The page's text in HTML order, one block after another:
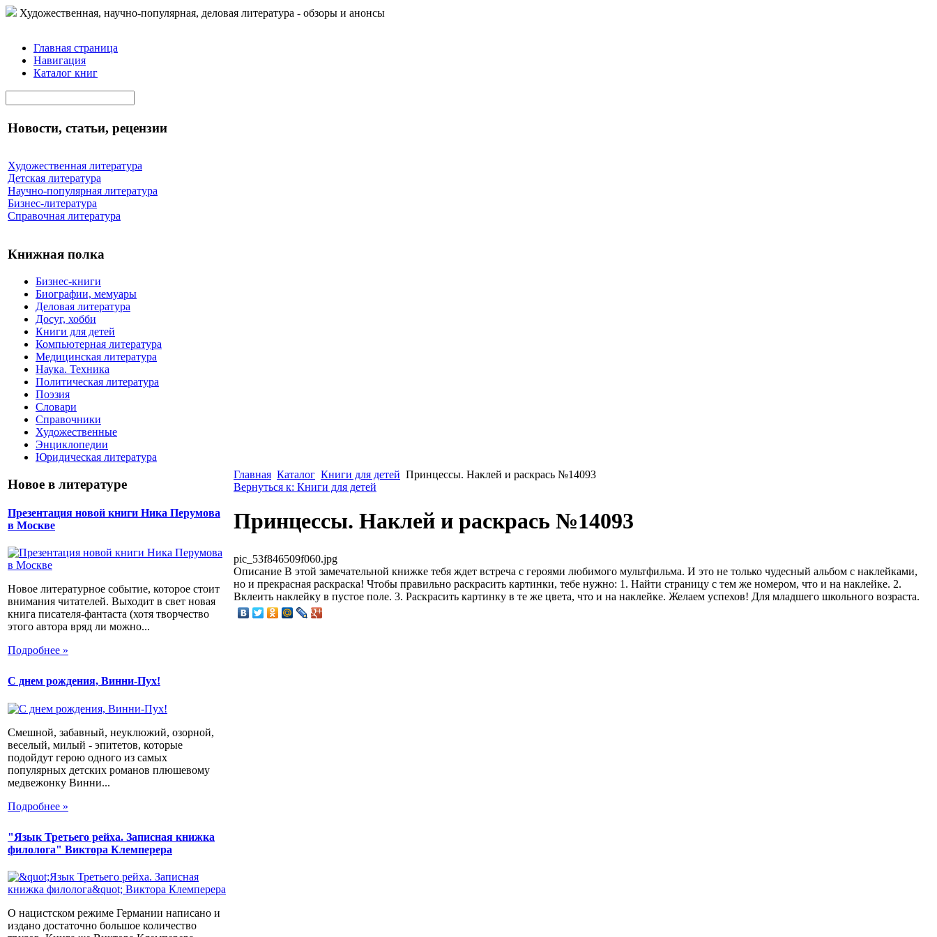
Художественная, научно-популярная, деловая литература - обзоры и анонсы
Главная страница
Навигация
Каталог книг
Новости, статьи, рецензии
Художественная литература
Детская литература
Научно-популярная литература
Бизнес-литература
Справочная литература
Книжная полка
Бизнес-книги
Биографии, мемуары
Деловая литература
Досуг, хобби
Книги для детей
Компьютерная литература
Медицинская литература
Наука. Техника
Политическая литература
Поэзия
Словари
Справочники
Художественные
Энциклопедии
Юридическая литература
Новое в литературе
Презентация новой книги Ника Перумова
в Москве
Новое литературное событие, которое стоит
внимания читателей. Выходит в свет новая
книга писателя-фантаста (хотя творчество
этого автора вряд ли можно...
Подробнее »
С днем рождения, Винни-Пух!
Смешной, забавный, неуклюжий, озорной,
веселый, милый - эпитетов, которые
подойдут герою одного из самых
популярных детских романов плюшевому
медвежонку Винни...
Подробнее »
"Язык Третьего рейха. Записная книжка
филолога" Виктора Клемперера
О нацистском режиме Германии написано и
издано достаточно большое количество
Главная Каталог Книги для детей Принцессы. Наклей и раскрась №14093
Вернуться к: Книги для детей
Принцессы. Наклей и раскрась №14093
pic_53f846509f060.jpg
Описание В этой замечательной книжке тебя ждет встреча с героями любимого мультфильма. И это не только чудесный альбом с наклейками,
но и прекрасная раскраска! Чтобы правильно раскрасить картинки, тебе нужно: 1. Найти страницу с тем же номером, что и на наклейке. 2.
Вклеить наклейку в пустое поле. 3. Раскрасить картинку в те же цвета, что и на наклейке. Желаем успехов! Для младшего школьного возраста.